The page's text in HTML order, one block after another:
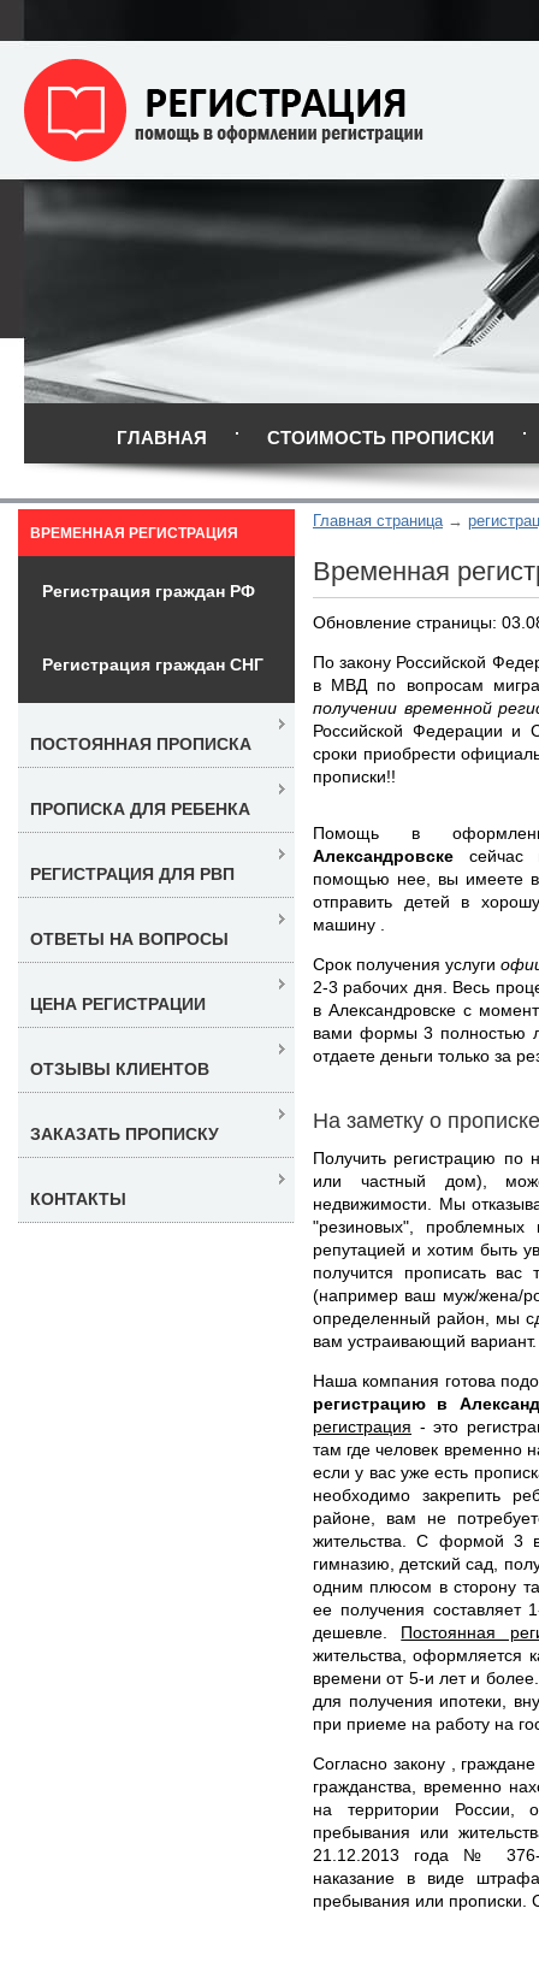
ГЛАВНАЯ СТОИМОСТЬ ПРОПИСКИ
Главная страница
Временная
Обновление страницы:
По закону Российской
в МВД по вопросам
получении временной
Российской Федерации и
сроки приобрести
прописки!!
Помощь в
Александровске
помощью нее, вы имеете
отправить детей в
машину .
Срок получения услуги
2-3 рабочих дня. Весь
в Александровске с
вами формы 3 полностью
отдаете деньги только за
На заметку о прописке
Получить регистрацию по
или частный дом),
недвижимости. Мы
"резиновых", проблемных
репутацией и хотим быть
получится прописать вас
(например ваш муж/жена/
определенный район, мы
вам устраивающий вариант.
Наша компания готова
регистрацию в
регистрация - это
там где человек временно
если у вас уже есть
необходимо закрепить
районе, вам не
жительства. С формой 3
гимназию, детский сад,
одним плюсом в сторону
ее получения
дешевле. Постоянная
жительства, оформляется
времени от 5-и лет и
для получения ипотеки,
при приеме на работу на
Согласно закону ,
гражданства, временно
на территории России,
пребывания или
21.12.2013 года № 376-
наказание в виде
пребывания или прописки.
ВРЕМЕННАЯ РЕГИСТРАЦИЯ
Регистрация граждан РФ
Регистрация граждан СНГ
ПОСТОЯННАЯ ПРОПИСКА
ПРОПИСКА ДЛЯ РЕБЕНКА
РЕГИСТРАЦИЯ ДЛЯ РВП
ОТВЕТЫ НА ВОПРОСЫ
ЦЕНА РЕГИСТРАЦИИ
ОТЗЫВЫ КЛИЕНТОВ
ЗАКАЗАТЬ ПРОПИСКУ
КОНТАКТЫ